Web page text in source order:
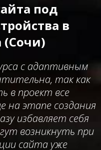
под
в
(Сочи)
с адаптивным
так как
в проект все
на этапе создания
избавляет себя
возникнуть при
сайта уже